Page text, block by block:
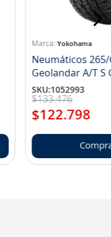
Yokohama
Neumáticos 265/
SKU:1052993
$133.476
$122.798